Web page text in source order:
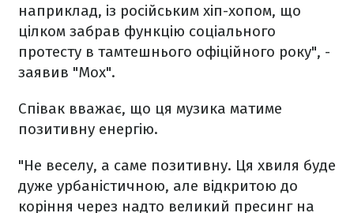
наприклад, із російським хіп-хопом, що
цілком забрав функцію соціального
протесту в тамтешнього офіційного року", -
заявив "Мох".
Співак вважає, що ця музика матиме
позитивну енергію.
"Не веселу, а саме позитивну. Ця хвиля буде
дуже урбаністичною, але відкритою до
коріння через надто великий пресинг на